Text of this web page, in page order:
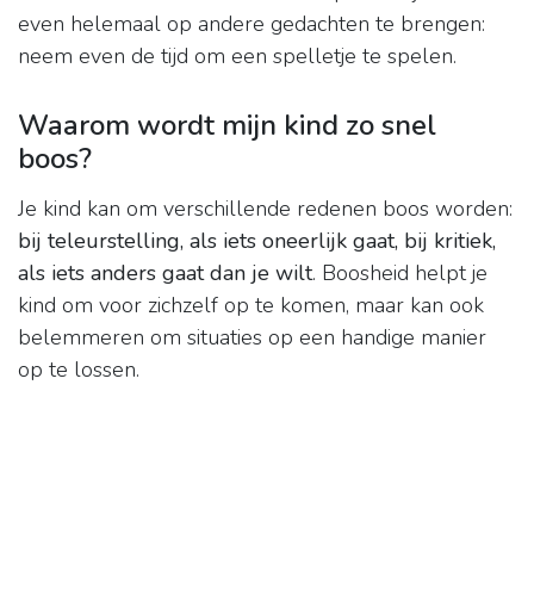
even helemaal op andere gedachten te brengen:
neem even de tijd om een spelletje te spelen.
Waarom wordt mijn kind zo snel
boos?
Je kind kan om verschillende redenen boos worden:
bij teleurstelling, als iets oneerlijk gaat, bij kritiek,
als iets anders gaat dan je wilt. Boosheid helpt je
kind om voor zichzelf op te komen, maar kan ook
belemmeren om situaties op een handige manier
op te lossen.